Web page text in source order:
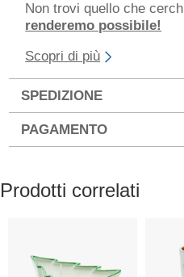
Non trovi quello che
renderemo possibile!
Scopri di più
SPEDIZIONE
PAGAMENTO
Prodotti correlati